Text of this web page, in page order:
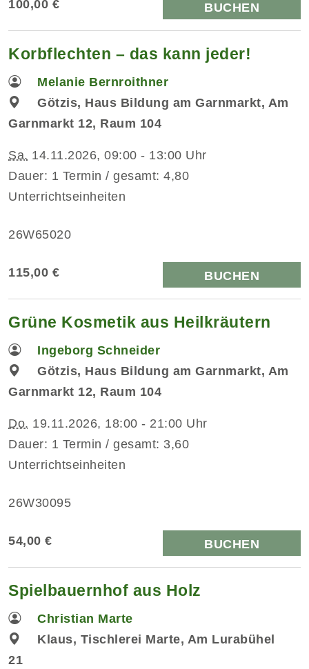
100,00 € BUCHEN
Korbflechten – das kann jeder!
Melanie Bernroithner
Götzis, Haus Bildung am Garnmarkt, Am
Garnmarkt 12, Raum 104
Sa. 14.11.2026, 09:00 - 13:00 Uhr
Dauer: 1 Termin / gesamt: 4,80
Unterrichtseinheiten
26W65020
115,00 € BUCHEN
Grüne Kosmetik aus Heilkräutern
Ingeborg Schneider
Götzis, Haus Bildung am Garnmarkt, Am
Garnmarkt 12, Raum 104
Do. 19.11.2026, 18:00 - 21:00 Uhr
Dauer: 1 Termin / gesamt: 3,60
Unterrichtseinheiten
26W30095
54,00 € BUCHEN
Spielbauernhof aus Holz
Christian Marte
Klaus, Tischlerei Marte, Am Lurabühel
21